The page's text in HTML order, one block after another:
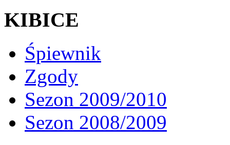
KIBICE
Śpiewnik
Zgody
Sezon 2009/2010
Sezon 2008/2009